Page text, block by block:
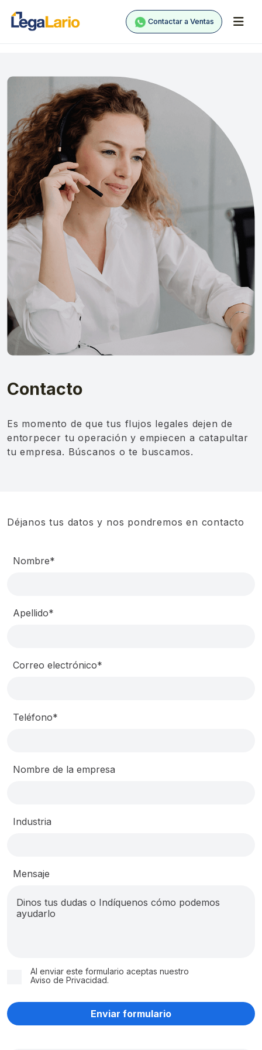
Contactar a Ventas
Contacto
Es momento de que tus flujos legales dejen de
entorpecer tu operación y empiecen a catapultar
tu empresa. Búscanos o te buscamos.
Déjanos tus datos y nos pondremos en contacto
Nombre*
Apellido*
Correo electrónico*
Teléfono*
Nombre de la empresa
Industria
Mensaje
Al enviar este formulario aceptas nuestro
Aviso de Privacidad.
Enviar formulario